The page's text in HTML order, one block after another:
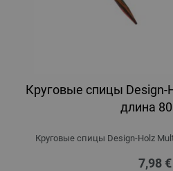
Круговые спицы
длина
Круговые спицы Design-Holz
7,98 €